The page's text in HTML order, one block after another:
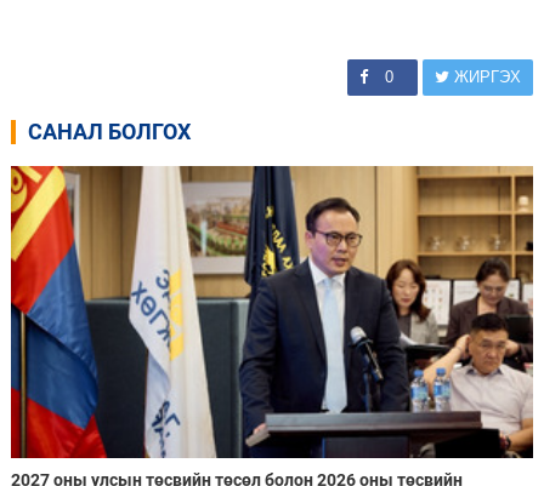
0 ЖИРГЭХ
САНАЛ БОЛГОХ
2027 оны улсын төсвийн төсөл болон 2026 оны төсвийн